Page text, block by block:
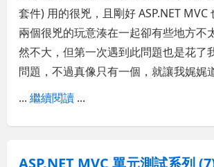
套件) 用的很兇，且剛好 ASP.NET MVC
兩個很兇的玩意湊在一起卻有些地方不
然不大，但第一次遇到此問題也是花了
問題，不過真像只有一個，就讓我娓娓
...繼續閱讀 ...
ASP.NET MVC 單元測試系列